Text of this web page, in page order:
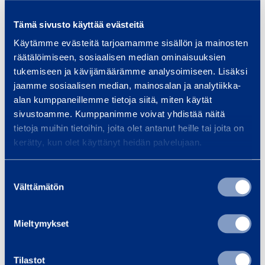
Tämä sivusto käyttää evästeitä
Käytämme evästeitä tarjoamamme sisällön ja mainosten
räätälöimiseen, sosiaalisen median ominaisuuksien
tukemiseen ja kävijämäärämme analysoimiseen. Lisäksi
jaamme sosiaalisen median, mainosalan ja analytiikka-
alan kumppaneillemme tietoja siitä, miten käytät
sivustoamme. Kumppanimme voivat yhdistää näitä
tietoja muihin tietoihin, joita olet antanut heille tai joita on
kerätty, kun olet käyttänyt heidän palvelujaan.
valinta
Välttämätön
Mieltymykset
Tilastot
5
m
0
0
d
a
N
6
1
0
d
a
N
0
m
m
/
5
0
0
k
g
Height 0,7 m
Transport length 5,99 m
Transport width
Transport height 0,7 m
Safety